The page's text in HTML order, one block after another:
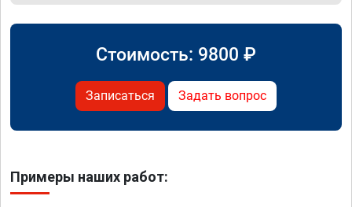
Стоимость: 9800 ₽
Записаться Задать вопрос
Примеры наших работ: